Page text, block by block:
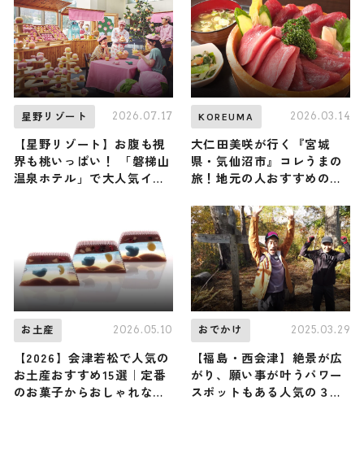
星野リゾート 2026.07.17
【星野リゾート】お腹も視
界も桃いっぱい！ 「磐梯山
温泉ホテル」で大人気イベ
KOREUMA 2026.03.14
大仁田美咲が行く『宮城
県・気仙沼市』コレうまの
旅！地元の人おすすめのご
3月14日放送
お土産 2026.05.10
【2026】会津若松で人気の
お土産おすすめ15選｜定番
のお菓子からおしゃれなお
おでかけ 2025.03.29
【福島・西会津】絶景が広
がり、願い事が叶うパワー
スポットもある人気の３低